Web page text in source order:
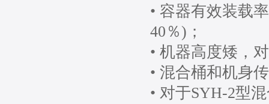
• 容器有效装载
40％)；
• 机器高度矮，
• 混合桶和机身
• 对于SYH-2型